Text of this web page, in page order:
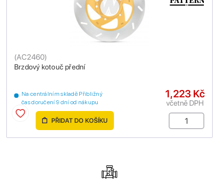
Brzdový kotouč přední
(AC2460)
Na centrálním skladě Přibližný
čas doručení 9 dní od nákupu
1,223 Kč
včetně DPH
PŘIDAT DO KOŠÍKU